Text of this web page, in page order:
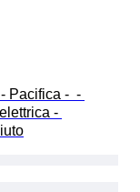
Pacifica -  -
-